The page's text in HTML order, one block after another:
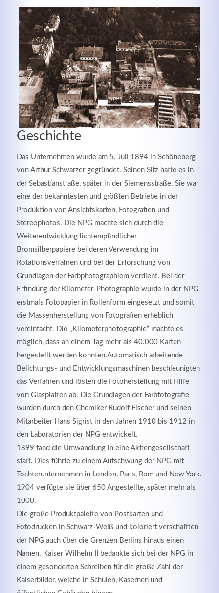
Geschichte
Das Unternehmen wurde am 5. Juli 1894 in Schöneberg
von Arthur Schwarzer gegründet. Seinen Sitz hatte es in
der Sebastianstraße, später in der Siemensstraße. Sie war
eine der bekanntesten und größten Betriebe in der
Produktion von Ansichtskarten, Fotografien und
Stereophotos. Die NPG machte sich durch die
Weiterentwicklung lichtempfindlicher
Bromsilberpapiere bei deren Verwendung im
Rotationsverfahren und bei der Erforschung von
Grundlagen der Farbphotographiem verdient. Bei der
Erfindung der Kilometer-Photographie wurde in der NPG
erstmals Fotopapier in Rollenform eingesetzt und somit
die Massenherstellung von Fotografien erheblich
vereinfacht. Die „Kilometerphotographie“ machte es
möglich, dass an einem Tag mehr als 40.000 Karten
hergestellt werden konnten.Automatisch arbeitende
Belichtungs- und Entwicklungsmaschinen beschleunigten
das Verfahren und lösten die Fotoherstellung mit Hilfe
von Glasplatten ab. Die Grundlagen der Farbfotografie
wurden durch den Chemiker Rudolf Fischer und seinen
Mitarbeiter Hans Sigrist in den Jahren 1910 bis 1912 in
den Laboratorien der NPG entwickelt.
1899 fand die Umwandlung in eine Aktiengesellschaft
statt. Dies führte zu einem Aufschwung der NPG mit
Tochterunternehmen in London, Paris, Rom und New York.
1904 verfügte sie über 650 Angestellte, später mehr als
1000.
Die große Produktpalette von Postkarten und
Fotodrucken in Schwarz-Weiß und koloriert verschafften
der NPG auch über die Grenzen Berlins hinaus einen
Namen. Kaiser Wilhelm II bedankte sich bei der NPG in
einem gesonderten Schreiben für die große Zahl der
Kaiserbilder, welche in Schulen, Kasernen und
Good Service
Lorem ipsum dolor sit amet, consectetuer adipiscing
elit. Aenean commodo ligula eget dolor.
MEHR INFOS
Modern & Simple
Lorem ipsum dolor sit amet, consectetuer adipiscing
elit. Aenean commodo ligula eget dolor.
MEHR INFOS
Kontaktdaten
Herbert Lukaszewski
info@optical-toys.com
http://www.optical-toys.com
Login
Benutzername